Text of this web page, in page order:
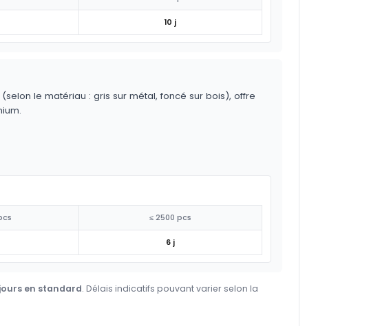
10 j
le matériau : gris sur métal, foncé sur bois), offre
≤ 2500 pcs
6 j
en standard. Délais indicatifs pouvant varier selon la